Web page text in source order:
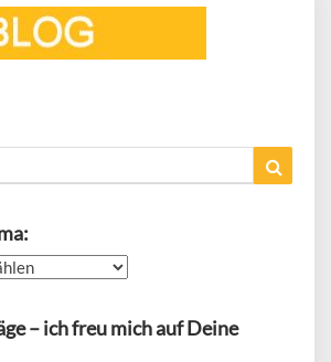
– ich freu mich auf Deine